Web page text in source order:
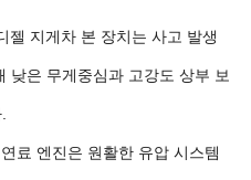
젤 지게차 본 장치는 사고 발생
낮은 무게중심과 고강도 상부 보
료 엔진은 원활한 유압 시스템